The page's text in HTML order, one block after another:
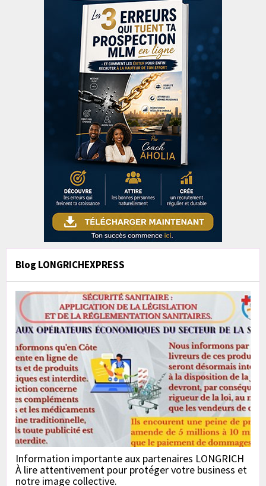
Blog LONGRICHEXPRESS
Information importante aux partenaires LONGRICH
À lire attentivement pour protéger votre business et
notre image collective.